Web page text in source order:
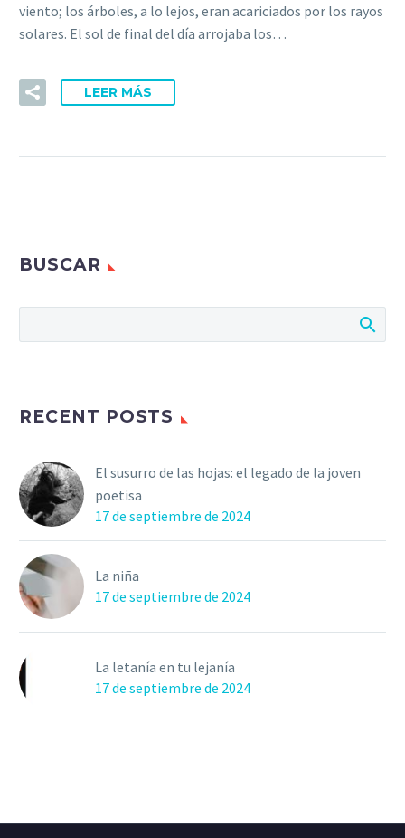
viento; los árboles, a lo lejos, eran acariciados por los rayos
solares. El sol de final del día arrojaba los…
LEER MÁS
BUSCAR
RECENT POSTS
El susurro de las hojas: el legado de la joven
poetisa
17 de septiembre de 2024
La niña
17 de septiembre de 2024
La letanía en tu lejanía
17 de septiembre de 2024